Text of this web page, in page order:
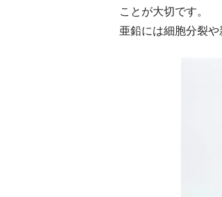
ことが大切です。
亜鉛には細胞分裂